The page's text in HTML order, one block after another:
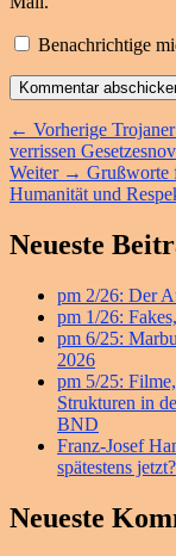
Benachrichtige
← Vorherige
Beitrag:
verrissen
Weiter → Nächster
Beitrag:
Grußworte
Humanität und
Primärer
Widget-
Bereich
Neueste
pm 2/26: Der
pm 1/26:
pm 6/25:
2026
pm 5/25:
Strukturen in
BND
Franz-Josef
spätestens jetzt?
Neueste